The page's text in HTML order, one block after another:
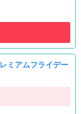
ミアムフライデー